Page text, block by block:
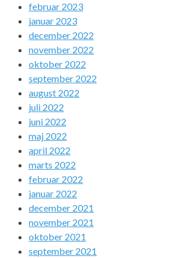
februar 2023
januar 2023
december 2022
november 2022
oktober 2022
september 2022
august 2022
juli 2022
juni 2022
maj 2022
april 2022
marts 2022
februar 2022
januar 2022
december 2021
november 2021
oktober 2021
september 2021